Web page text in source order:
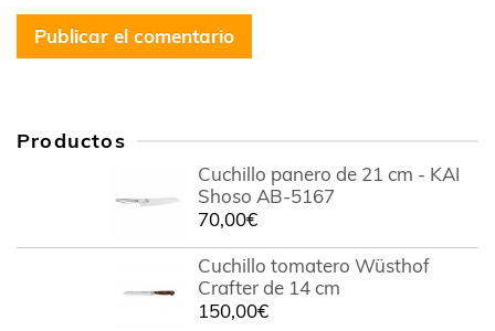
Productos
Cuchillo panero de 21 cm - KAI
Shoso AB-5167
70,00€
Cuchillo tomatero Wüsthof
Crafter de 14 cm
150,00€